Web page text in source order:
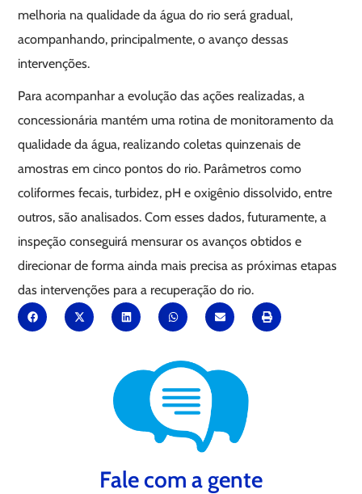
melhoria na qualidade da água do rio será gradual,
acompanhando, principalmente, o avanço dessas
intervenções.
Para acompanhar a evolução das ações realizadas, a
concessionária mantém uma rotina de monitoramento da
qualidade da água, realizando coletas quinzenais de
amostras em cinco pontos do rio. Parâmetros como
coliformes fecais, turbidez, pH e oxigênio dissolvido, entre
outros, são analisados. Com esses dados, futuramente, a
inspeção conseguirá mensurar os avanços obtidos e
direcionar de forma ainda mais precisa as próximas etapas
das intervenções para a recuperação do rio.
Fale com a gente